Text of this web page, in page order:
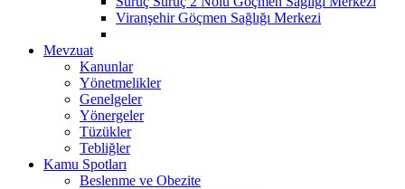
Viranşehir Göçmen Sağlığı Merkezi
Mevzuat
Kanunlar
Yönetmelikler
Genelgeler
Yönergeler
Tüzükler
Tebliğler
Kamu Spotları
Beslenme ve Obezite